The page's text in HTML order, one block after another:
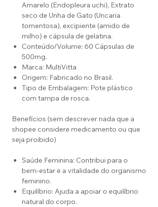
Amarelo (Endopleura uchi), Extrato
seco de Unha de Gato (Uncaria
tomentosa), excipiente (amido de
milho) e cápsula de gelatina.
Conteúdo/Volume: 60 Cápsulas de
500mg.
Marca: MultiVitta
Origem: Fabricado no Brasil.
Tipo de Embalagem: Pote plástico
com tampa de rosca.
Benefícios (sem descrever nada que a
shopee considere medicamento ou que
seja proibido)
Saúde Feminina: Contribui para o
bem-estar e a vitalidade do organismo
feminino.
Equilíbrio: Ajuda a apoiar o equilíbrio
natural do corpo.